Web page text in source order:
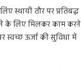
स्थायी तौर पर प्रतिबद्ध
के लिए मिलकर काम करने
स्वच्छ ऊर्जा की सुविधा में